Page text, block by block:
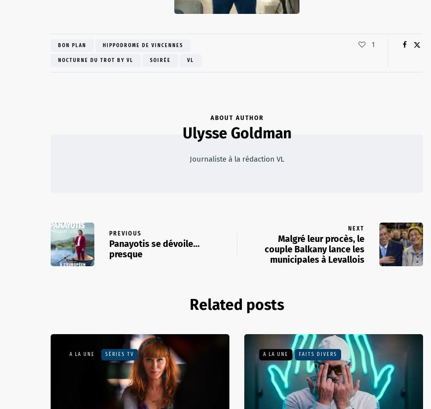
BON PLAN HIPPODROME DE VINCENNES
NOCTURNE DU TROT BY VL SOIRÉE VL
1
ABOUT AUTHOR
Ulysse Goldman
Journaliste à la rédaction VL
PREVIOUS
Panayotis se dévoile…
presque
NEXT
Malgré leur procès, le
couple Balkany lance les
municipales à Levallois
Related posts
A LA UNE SÉRIES TV A LA UNE FAITS DIVERS